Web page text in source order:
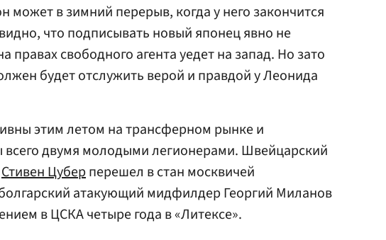
может в зимний перерыв, когда у него закончится
что подписывать новый японец явно не
правах свободного агента уедет на запад. Но зато
будет отслужить верой и правдой у Леонида
этим летом на трансферном рынке и
двумя молодыми легионерами. Швейцарский
Стивен Цуберперешел в стан москвичей
болгарский атакующий мидфилдер Георгий Миланов
в ЦСКА четыре года в «Литексе».